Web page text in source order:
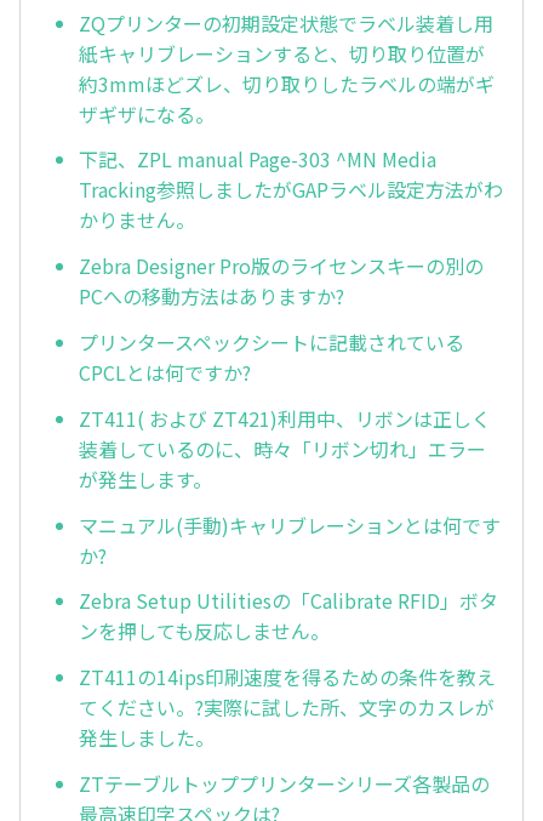
ZQプリンターの初期設定状態でラベル装着し用
紙キャリブレーションすると、切り取り位置が
約3mmほどズレ、切り取りしたラベルの端がギ
ザギザになる。
下記、ZPL manual Page-303 ^MN Media
Tracking参照しましたがGAPラベル設定方法がわ
かりません。
Zebra Designer Pro版のライセンスキーの別の
PCへの移動方法はありますか?
プリンタースペックシートに記載されている
CPCLとは何ですか?
ZT411( および ZT421)利用中、リボンは正しく
装着しているのに、時々「リボン切れ」エラー
が発生します。
マニュアル(手動)キャリブレーションとは何です
か?
Zebra Setup Utilitiesの「Calibrate RFID」ボタ
ンを押しても反応しません。
ZT411の14ips印刷速度を得るための条件を教え
てください。?実際に試した所、文字のカスレが
発生しました。
ZTテーブルトッププリンターシリーズ各製品の
最高速印字スペックは?